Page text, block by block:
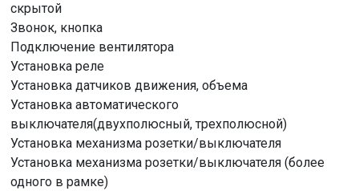
скрытой
Звонок, кнопка
Подключение вентилятора
Установка реле
Установка датчиков движения, объема
Установка автоматического
выключателя(двухполюсный, трехполюсной)
Установка механизма розетки/выключателя
Установка механизма розетки/выключателя (более
одного в рамке)